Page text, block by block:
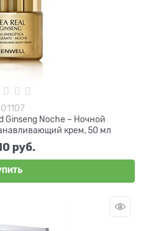
Ginseng Noche – Ночной
крем, 50 мл
руб.